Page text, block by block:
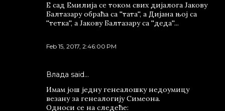
Е сад Емилија се током свих дијалога Јакову
Балтазару обраћа са ''тата'', а Дијана њој са
''тетка'', а Јакову Балтазару са ''деда''...
Feb 15, 2017, 2:46:00 PM
Влада said…
Имам још једну генеалошку недоумицу
везану за генеалогију Симеона.
Односи се на следеће: